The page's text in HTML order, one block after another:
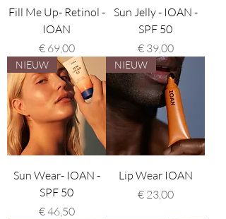
Fill Me Up- Retinol -
IOAN
Prijs
€ 69,00
Sun Jelly - IOAN -
SPF 50
Prijs
€ 39,00
NIEUW
Sun Wear- IOAN -
SPF 50
Prijs
€ 46,50
NIEUW
Lip Wear IOAN
Prijs
€ 23,00